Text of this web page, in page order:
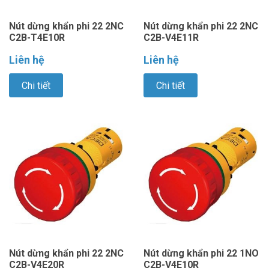
Nút dừng khẩn phi 22 2NC
C2B-T4E10R
Liên hệ
Chi tiết
Nút dừng khẩn phi 22 2NC
C2B-V4E11R
Liên hệ
Chi tiết
Nút dừng khẩn phi 22 2NC
C2B-V4E20R
Nút dừng khẩn phi 22 1NO
C2B-V4E10R